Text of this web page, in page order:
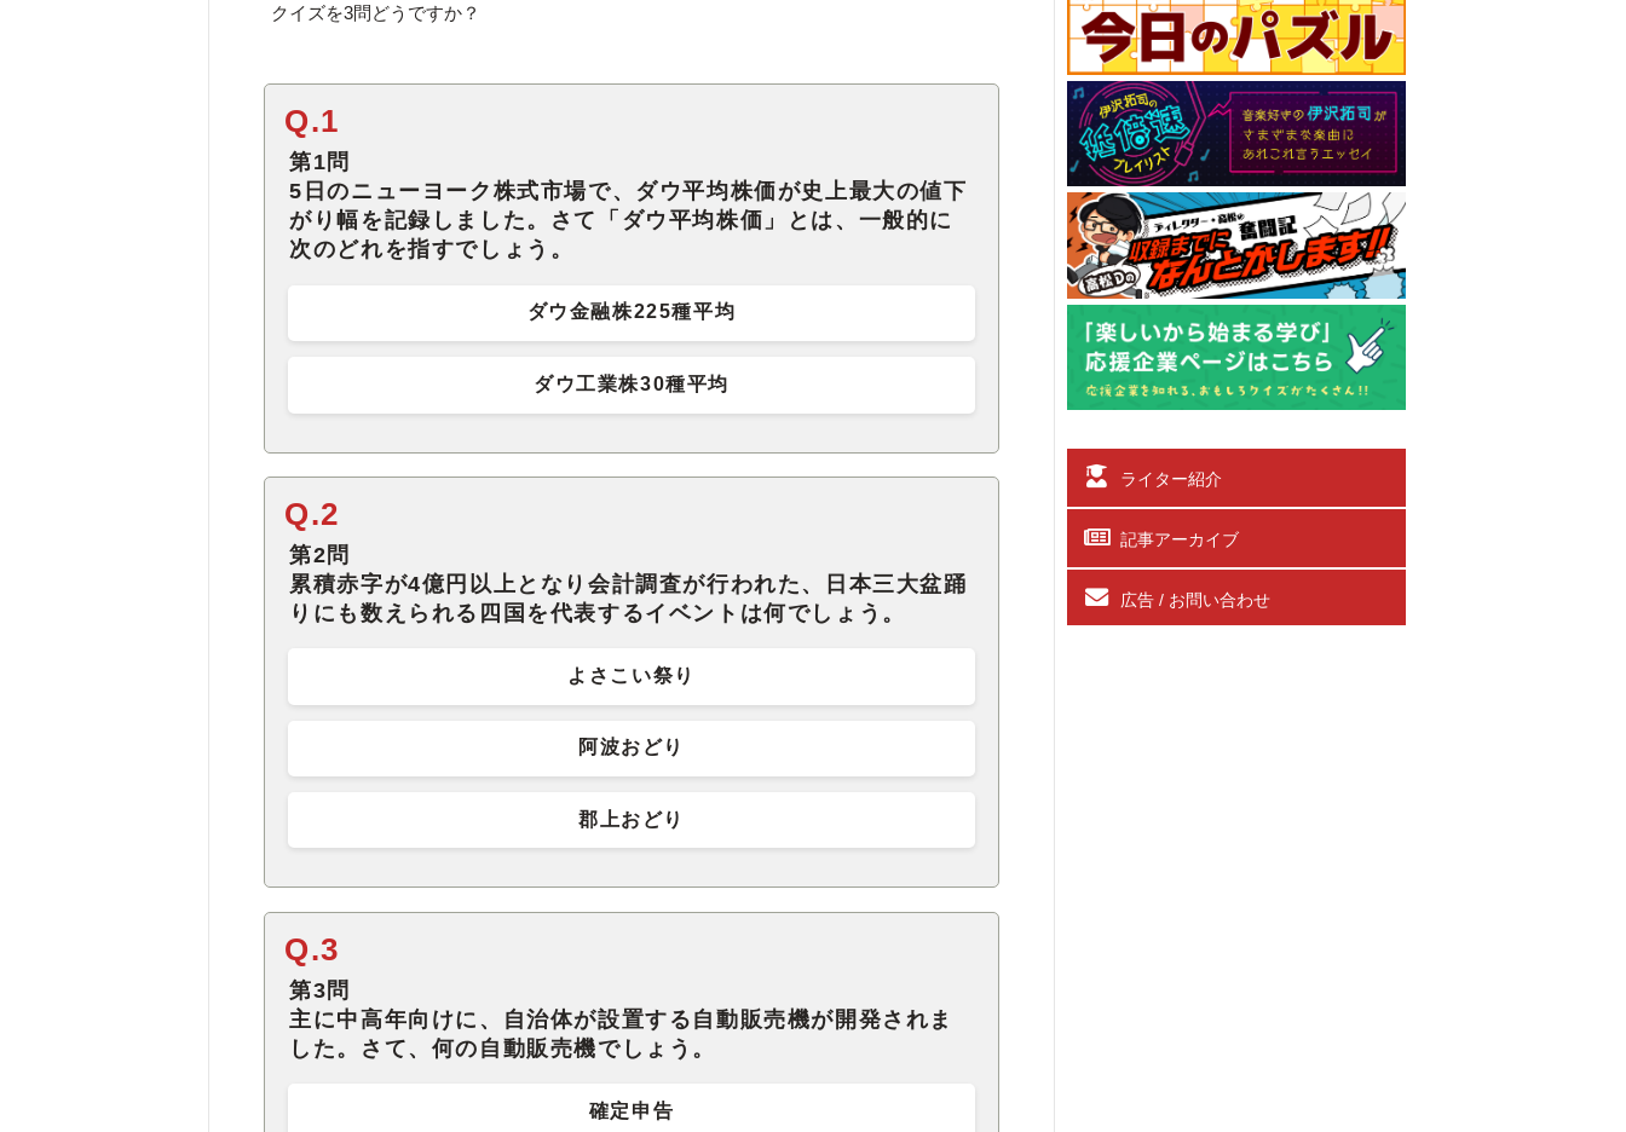
クイズを3問どうですか？
Q.1
第1問
5日のニューヨーク株式市場で、ダウ平均株価が史上最大の値下
がり幅を記録しました。さて「ダウ平均株価」とは、一般的に
次のどれを指すでしょう。
ダウ金融株225種平均
ダウ工業株30種平均
Q.2
第2問
累積赤字が4億円以上となり会計調査が行われた、日本三大盆踊
りにも数えられる四国を代表するイベントは何でしょう。
よさこい祭り
阿波おどり
郡上おどり
Q.3
第3問
主に中高年向けに、自治体が設置する自動販売機が開発されま
した。さて、何の自動販売機でしょう。
確定申告
ライター紹介
記事アーカイブ
広告 / お問い合わせ